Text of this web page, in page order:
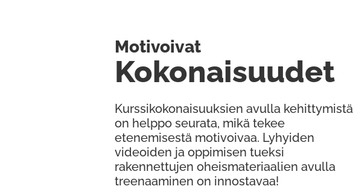
Kurssikokonaisuuksien avulla kehittymistä
on helppo seurata, mikä tekee
etenemisestä motivoivaa. Lyhyiden
videoiden ja oppimisen tueksi
rakennettujen oheismateriaalien avulla
treenaaminen on innostavaa!
Kokonaisuudet
Motivoivat